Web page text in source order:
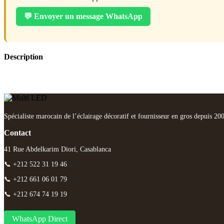
💬 Envoyer un message WhatsApp
Description
Spécialiste marocain de l’éclairage décoratif et fournisseur en gros depuis
Contact
41 Rue Abdelkarim Diori, Casablanca
📞 +212 522 31 19 46
📞 +212 661 06 01 79
📞 +212 674 74 19 19
WhatsApp Direct